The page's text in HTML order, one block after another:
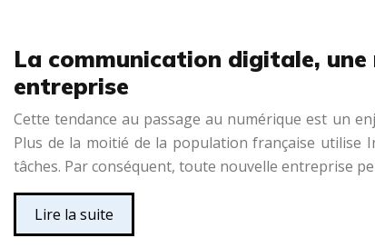
La communication digitale,
entreprise
Cette tendance au passage au numérique est un
Plus de la moitié de la population française utilise
tâches. Par conséquent, toute nouvelle entreprise
Lire la suite